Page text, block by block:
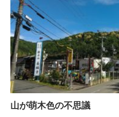
山が萌木色の不思議